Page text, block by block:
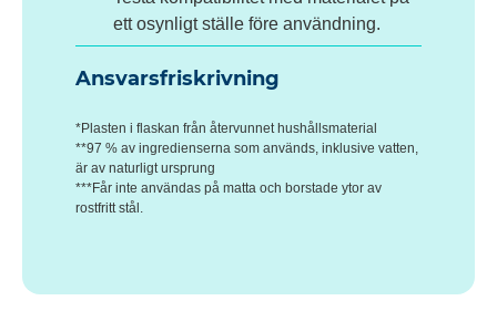
ett osynligt ställe före användning.
Ansvarsfriskrivning
*Plasten i flaskan från återvunnet hushållsmaterial
**97 % av ingredienserna som används, inklusive vatten,
är av naturligt ursprung
***Får inte användas på matta och borstade ytor av
rostfritt stål.